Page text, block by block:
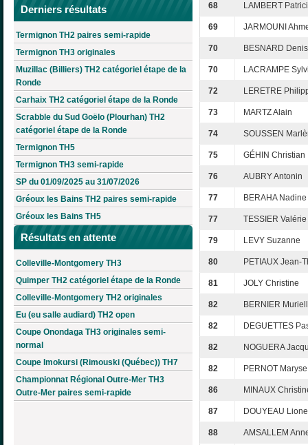
Derniers résultats
Termignon TH2 paires semi-rapide
Termignon TH3 originales
Muzillac (Billiers) TH2 catégoriel étape de la
Ronde
Carhaix TH2 catégoriel étape de la Ronde
Scrabble du Sud Goëlo (Plourhan) TH2
catégoriel étape de la Ronde
Termignon TH5
Termignon TH3 semi-rapide
SP du 01/09/2025 au 31/07/2026
Gréoux les Bains TH2 paires semi-rapide
Gréoux les Bains TH5
Résultats en attente
Colleville-Montgomery TH3
Quimper TH2 catégoriel étape de la Ronde
Colleville-Montgomery TH2 originales
Eu (eu salle audiard) TH2 open
Coupe Onondaga TH3 originales semi-
normal
Coupe Imokursi (Rimouski (Québec)) TH7
Championnat Régional Outre-Mer TH3
Outre-Mer paires semi-rapide
68 LAMBERT
69 JARMOUNI
70 BESNARD Denis
70 LACRAMPE
72 LERETRE
73 MARTZ Alain
74 SOUSSEN
75 GÉHIN Christian
76 AUBRY Antonin
77 BERAHA Nadine
77 TESSIER Valérie
79 LEVY Suzanne
80 PETIAUX Jean-
81 JOLY Christine
82 BERNIER
82 DEGUETTES
82 NOGUERA
82 PERNOT Maryse
86 MINAUX
87 DOUYEAU
88 AMSALLEM